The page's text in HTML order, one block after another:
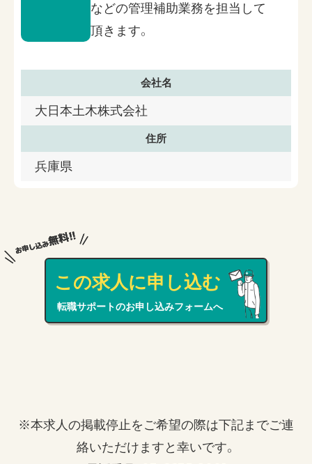
などの管理補助業務を担当して
頂きます。
会社名
大日本土木株式会社
住所
兵庫県
この求人に申し込む
転職サポートのお申し込みフォームへ
※本求人の掲載停止をご希望の際は下記までご連
絡いただけますと幸いです。